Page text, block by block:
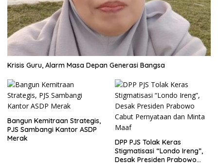
Krisis Guru, Alarm Masa Depan Generasi Bangsa
Bangun Kemitraan Strategis,
PJS Sambangi Kantor ASDP
Merak
DPP PJS Tolak Keras
Stigmatisasi “Londo Ireng”,
Desak Presiden Prabowo